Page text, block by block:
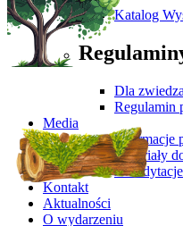
Katalog
Dla
Regulamin
Media
Informacje
Materiały
Akredytacje
Kontakt
Aktualności
O wydarzeniu